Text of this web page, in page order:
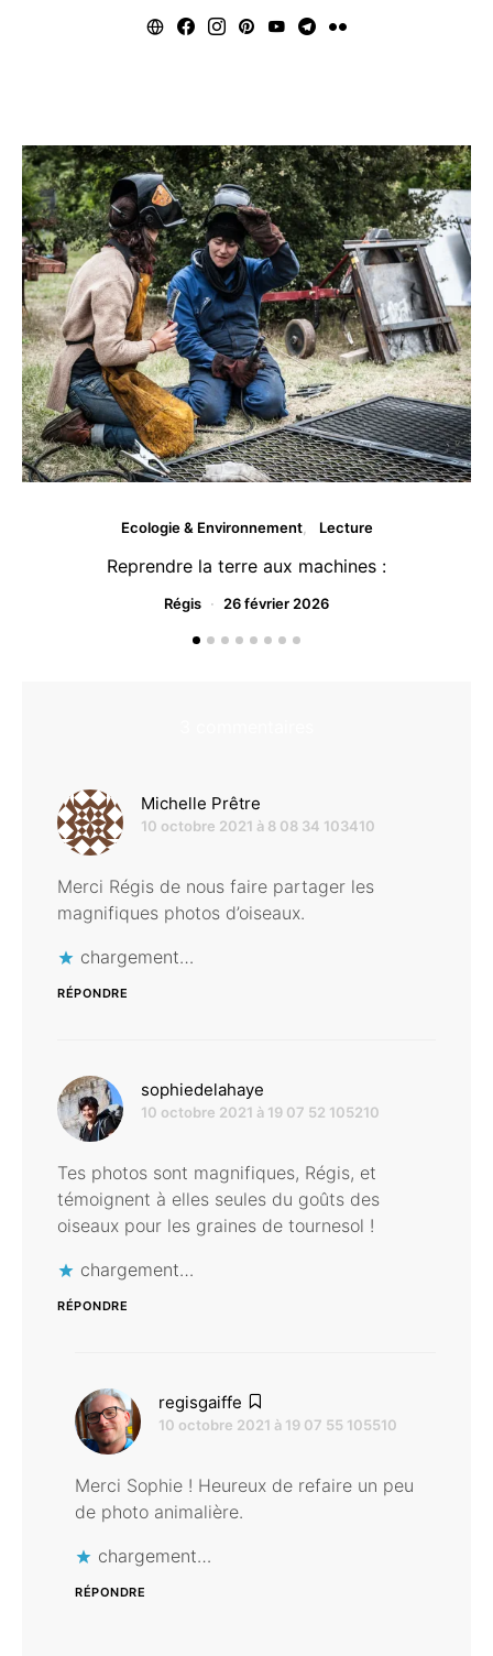
Ecologie & Environnement Lecture
Reprendre la terre aux machines :
Régis 26 février 2026
Michelle Prêtre
10 octobre 2021 à 8 08 34 103410
Merci Régis de nous faire partager les
magnifiques photos d’oiseaux.
chargement…
RÉPONDRE
sophiedelahaye
10 octobre 2021 à 19 07 52 105210
Tes photos sont magnifiques, Régis, et
témoignent à elles seules du goûts des
oiseaux pour les graines de tournesol !
chargement…
RÉPONDRE
regisgaiffe
10 octobre 2021 à 19 07 55 105510
Merci Sophie ! Heureux de refaire un peu
de photo animalière.
chargement…
RÉPONDRE